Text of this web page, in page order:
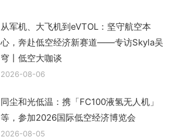
从军机、大飞机到eVTOL：坚守航空本
心，奔赴低空经济新赛道——专访Skyla吴
穹丨低空大咖谈
2026-08-06
同尘和光低温：携「FC100液氢无人机」
等，参加2026国际低空经济博览会
2026-08-05